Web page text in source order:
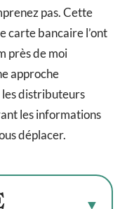
pas. Cette
carte bancaire l’ont
près de moi
approche
distributeurs
les informations
déplacer.